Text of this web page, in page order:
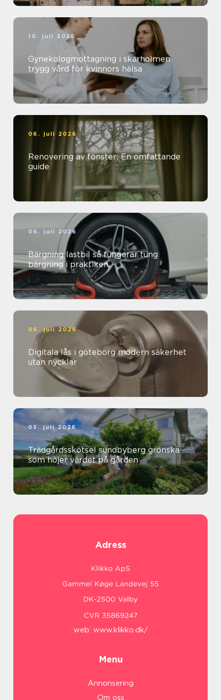
10. juli 2026
Gynekologmottagning i skärholmen
trygg vård för kvinnors hälsa
06. juli 2026
Renovering av fönster: En omfattande
guide
06. juli 2026
Bärgning lastbil så fungerar tung
bärgning i praktiken
06. juli 2026
Digitala lås i göteborg modern säkerhet
utan nycklar
03. juli 2026
Trädgårdsskötsel sundbyberg grönska
som höjer värdet på gården
Adress
web: www.klikko.dk/
Menu
Annonsering
Om oss